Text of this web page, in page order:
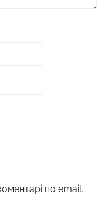
по email.